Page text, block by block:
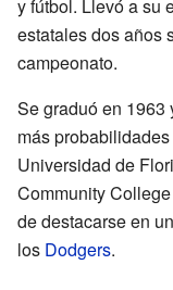
y fútbol. Llevó a su
estatales dos años
campeonato.
Se graduó en 1963
más
Universidad de
Community
de destacarse en
los Dodgers.